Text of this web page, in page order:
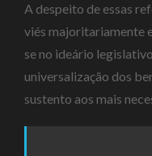
A despeito de essas
viés majoritariamente
se no ideário
universalização dos
sustento aos mais